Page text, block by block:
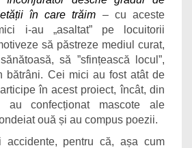
în care trăim – cu aceste
i-au „asaltat” pe locuitorii
să păstreze mediul curat,
să ”sfințească locul”,
bătrâni. Cei mici au fost atât de
în acest proiect, încât, din
au confecționat mascote ale
ouă și au compus poezii.
accidente, pentru că, așa cum